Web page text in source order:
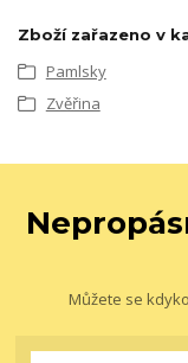
Zboží zařazeno v
Pamlsky
Zvěřina
Můžete se